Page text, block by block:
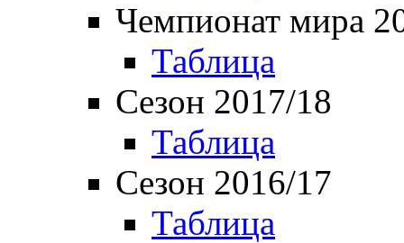
Чемпионат мира
Таблица
Сезон 2017/18
Таблица
Сезон 2016/17
Таблица